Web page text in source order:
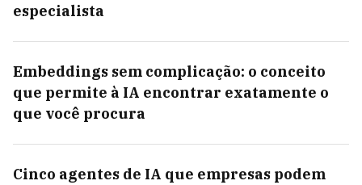
especialista
Embeddings sem complicação: o conceito
que permite à IA encontrar exatamente o
que você procura
Cinco agentes de IA que empresas podem